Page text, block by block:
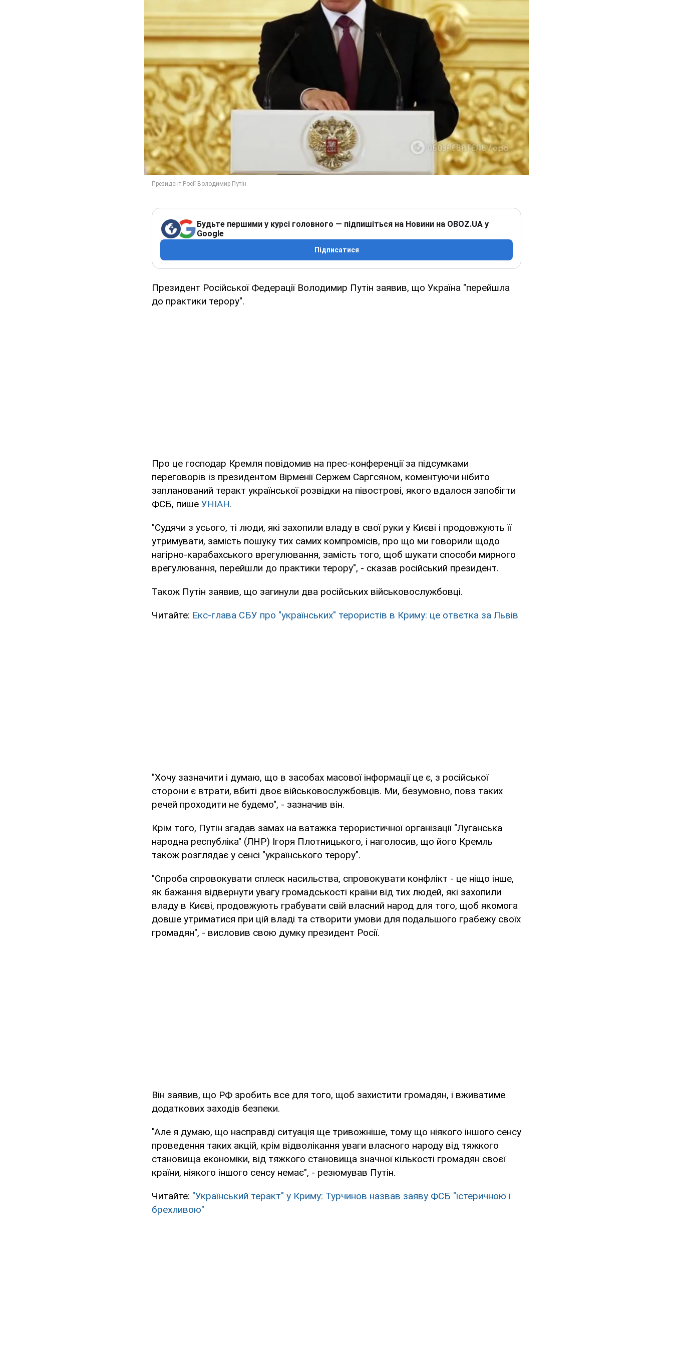
Будьте першими у курсі головного — підпишіться на Новини на OBOZ.UA у
Google
Підписатися
Президент Російської Федерації Володимир Путін заявив, що Україна "перейшла
до практики терору".
Про це господар Кремля повідомив на прес-конференції за підсумками
переговорів із президентом Вірменії Сержем Саргсяном, коментуючи нібито
запланований теракт української розвідки на півострові, якого вдалося запобігти
ФСБ, пише УНІАН.
"Судячи з усього, ті люди, які захопили владу в свої руки у Києві і продовжують її
утримувати, замість пошуку тих самих компромісів, про що ми говорили щодо
нагірно-карабахського врегулювання, замість того, щоб шукати способи мирного
врегулювання, перейшли до практики терору", - сказав російський президент.
Також Путін заявив, що загинули два російських військовослужбовці.
Читайте: Екс-глава СБУ про "українських" терористів в Криму: це отвєтка за Львів
"Хочу зазначити і думаю, що в засобах масової інформації це є, з російської
сторони є втрати, вбиті двоє військовослужбовців. Ми, безумовно, повз таких
речей проходити не будемо", - зазначив він.
Крім того, Путін згадав замах на ватажка терористичної організації "Луганська
народна республіка" (ЛНР) Ігоря Плотницького, і наголосив, що його Кремль
також розглядає у сенсі "українського терору".
"Спроба спровокувати сплеск насильства, спровокувати конфлікт - це ніщо інше,
як бажання відвернути увагу громадськості країни від тих людей, які захопили
владу в Києві, продовжують грабувати свій власний народ для того, щоб якомога
довше утриматися при цій владі та створити умови для подальшого грабежу своїх
громадян", - висловив свою думку президент Росії.
Він заявив, що РФ зробить все для того, щоб захистити громадян, і вживатиме
додаткових заходів безпеки.
"Але я думаю, що насправді ситуація ще тривожніше, тому що ніякого іншого сенсу
проведення таких акцій, крім відволікання уваги власного народу від тяжкого
становища економіки, від тяжкого становища значної кількості громадян своєї
країни, ніякого іншого сенсу немає", - резюмував Путін.
Читайте: "Український теракт" у Криму: Турчинов назвав заяву ФСБ "істеричною і
брехливою"